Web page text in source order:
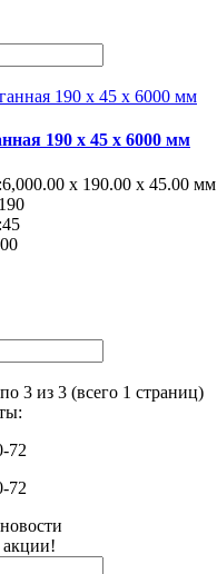
190 x 45 x 6000 мм
6,000.00 х 190.00 х 45.00 мм
190
45
3 из 3 (всего 1 страниц)
72
72